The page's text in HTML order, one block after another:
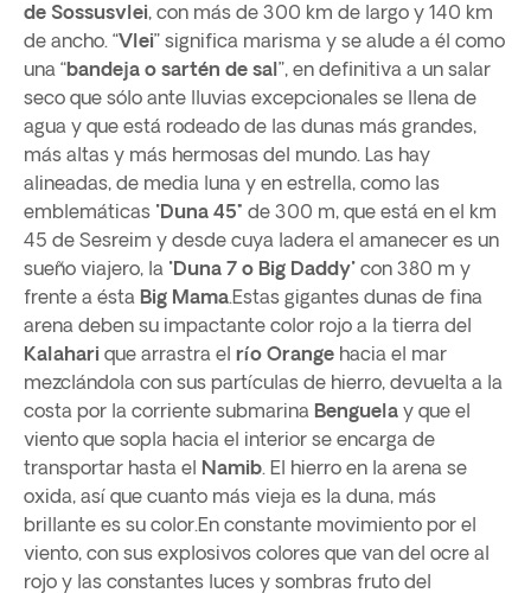
de Sossusvlei, con más de 300 km de largo y 140 km
de ancho. “Vlei” significa marisma y se alude a él como
una “bandeja o sartén de sal”, en definitiva a un salar
seco que sólo ante lluvias excepcionales se llena de
agua y que está rodeado de las dunas más grandes,
más altas y más hermosas del mundo. Las hay
alineadas, de media luna y en estrella, como las
emblemáticas "Duna 45" de 300 m, que está en el km
45 de Sesreim y desde cuya ladera el amanecer es un
sueño viajero, la "Duna 7 o Big Daddy" con 380 m y
frente a ésta Big Mama.Estas gigantes dunas de fina
arena deben su impactante color rojo a la tierra del
Kalahari que arrastra el río Orange hacia el mar
mezclándola con sus partículas de hierro, devuelta a la
costa por la corriente submarina Benguela y que el
viento que sopla hacia el interior se encarga de
transportar hasta el Namib. El hierro en la arena se
oxida, así que cuanto más vieja es la duna, más
brillante es su color.En constante movimiento por el
viento, con sus explosivos colores que van del ocre al
rojo y las constantes luces y sombras fruto del